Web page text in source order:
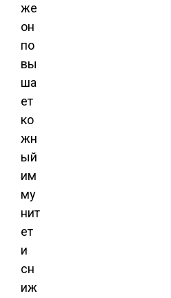
же
он
по
вы
ша
ет
ко
жн
ый
им
му
нит
ет
и
сн
иж